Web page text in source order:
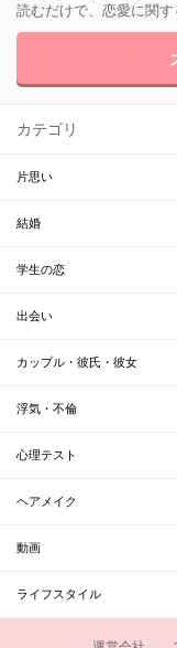
読むだけで、恋愛に関
カテゴリ
片思い
結婚
学生の恋
出会い
カップル・彼氏・彼女
浮気・不倫
心理テスト
ヘアメイク
動画
ライフスタイル